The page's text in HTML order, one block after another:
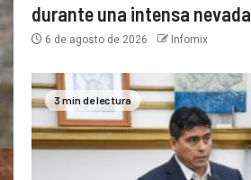
durante una intensa nevada
6 de agosto de 2026 Infomix
3 min de lectura